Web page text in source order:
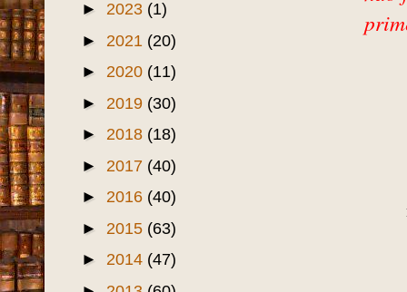
*"
Jardim Iracema: Uma
história além do papel
►junho(1)
► 2024 (2)
(1)
► 2021 (20)
(11)
► 2019 (30)
(18)